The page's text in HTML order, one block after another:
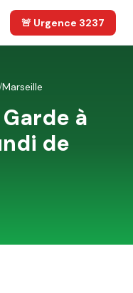
🚨 Urgence 3237
Marseille
à
de